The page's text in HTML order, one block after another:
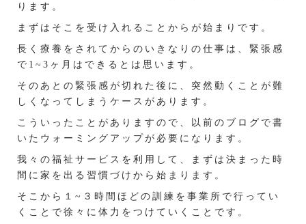
ります。
まずはそこを受け入れることからが始まりです。
長く療養をされてからのいきなりの仕事は、緊張感
で1~3ヶ月はできるとは思います。
そのあとの緊張感が切れた後に、突然動くことが難
しくなってしまうケースがあります。
こういったことがありますので、 以前のブログ で書
いたウォーミングアップが必要になります。
我々の福祉サービスを利用して、まずは決まった時
間に家を出る習慣づけから始まります。
そこから１~３時間ほどの訓練を事業所で行ってい
くことで徐々に体力をつけていくことです。